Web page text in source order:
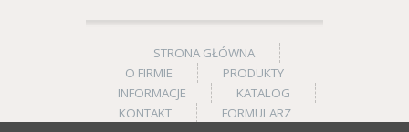
STRONA GŁÓWNA
O FIRMIE
PRODUKTY
INFORMACJE
KATALOG
KONTAKT
FORMULARZ